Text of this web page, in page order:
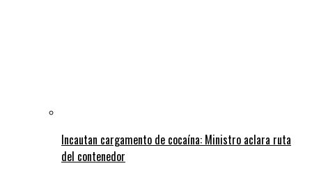
Incautan cargamento de cocaína: Ministro aclara ruta
del contenedor